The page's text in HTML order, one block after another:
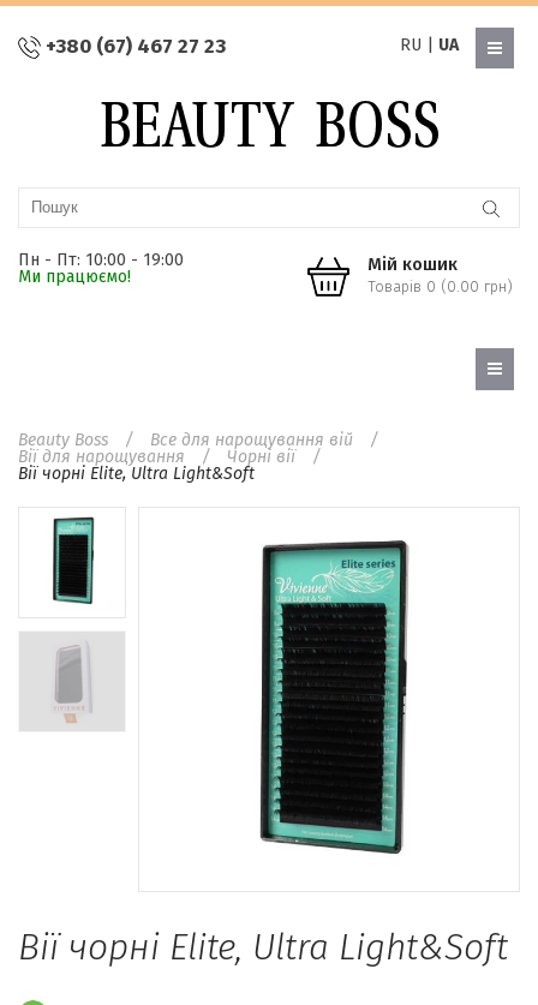
+380 (67) 467 27 23 RU UA
Пн - Пт: 10:00 - 19:00
Ми працюємо!
Мій кошик
Товарів 0 (0.00 грн)
Beauty Boss
Все для нарощування вій
Вії для нарощування
Чорні вії
Вії чорні Elite, Ultra Light&Soft
Вії чорні Elite, Ultra Light&Soft